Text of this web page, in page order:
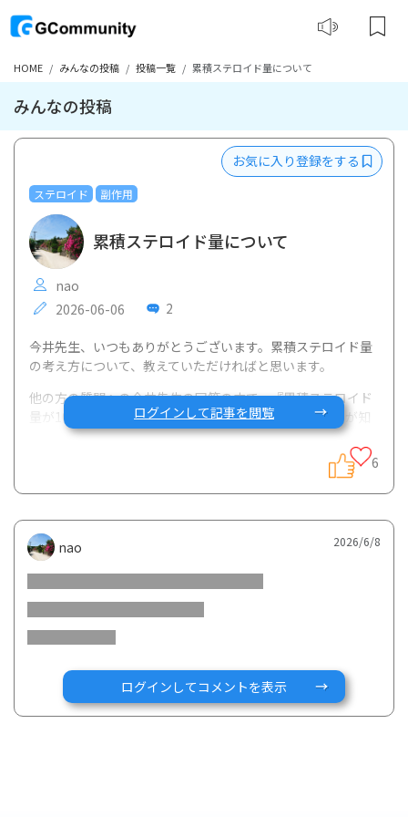
HOME みんなの投稿 投稿一覧 累積ステロイド量について
みんなの投稿
ステロイド 副作用
お気に入り登録をする
累積ステロイド量について
nao
2026-06-06
2
今井先生、いつもありがとうございます。累積ステロイド量
の考え方について、教えていただければと思います。
他の方の質問への今井先生の回答の中で、『累積ステロイド
量が10,000mg以上で重症副作用が有意に増加することが知
られています』とあります。これについては私も以前より耳
にした事があり、プレドニンの使用量は、自分でも記録とし
レチメントやレクタブルは、どのように考えたらいいでしょ
うか。
またプレドネマ注腸など、ステロイドの注腸はどのように考
て、飲み薬ほどではないかもしれませんが、影響はあると思
っていました。
10,000という数字についても、体格差なども考慮した方がい
いのでしょうか。ちなみに私は小柄です。
主治医に質問したところ、コレチメント等の影響を数値化す
ログインして記事を閲覧
6
nao 2026/6/8
ログインしてコメントを表示